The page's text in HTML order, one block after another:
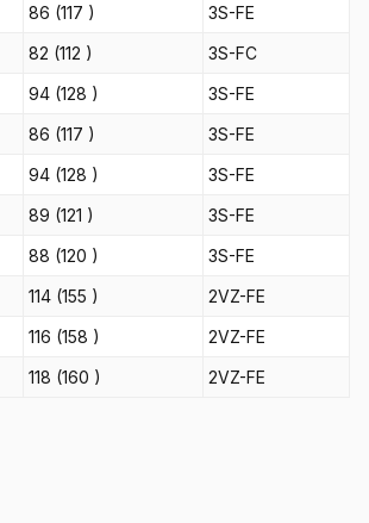
86 (117 )
3S-FE
82 (112 )
3S-FC
94 (128 )
3S-FE
86 (117 )
3S-FE
94 (128 )
3S-FE
89 (121 )
3S-FE
88 (120 )
3S-FE
114 (155 )
2VZ-FE
116 (158 )
2VZ-FE
118 (160 ) 2VZ-FE